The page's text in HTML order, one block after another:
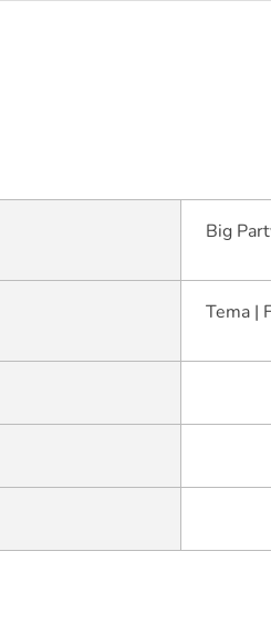
Big
Tema |